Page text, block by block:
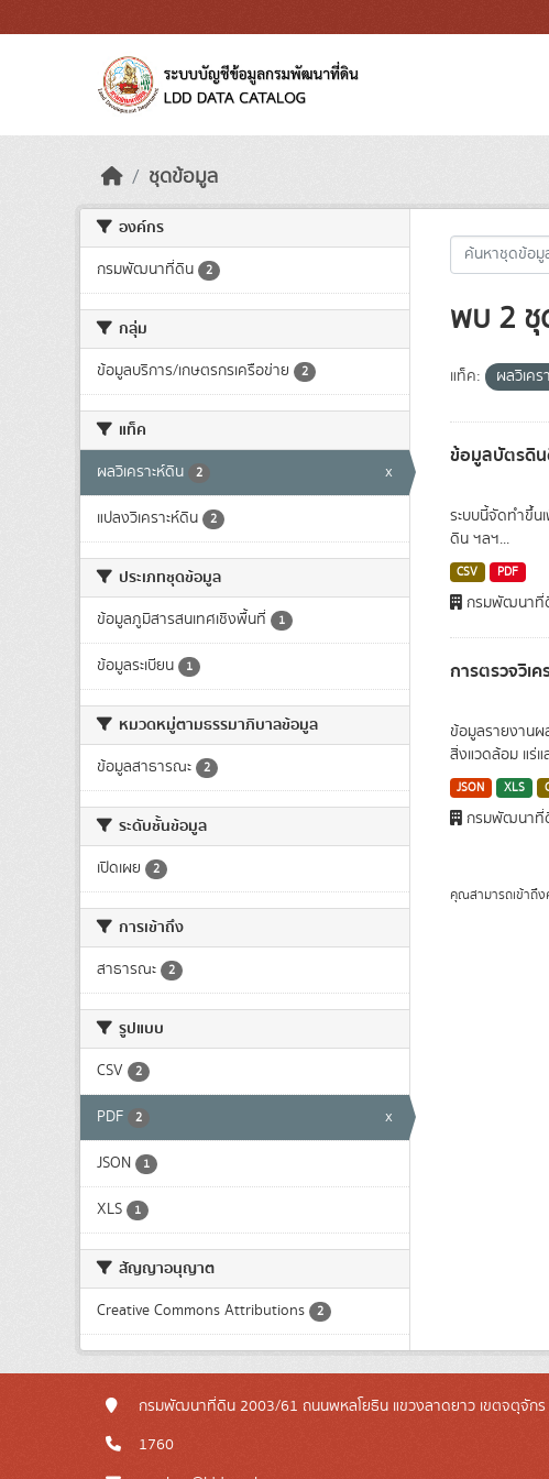
ชุดข้อมูล
องค์กร
กรมพัฒนาที่ดิน 2
กลุ่ม
ข้อมูลบริการ/เกษตรกรเครือข่าย 2
แท็ค
ผลวิเคราะห์ดิน 2 x
แปลงวิเคราะห์ดิน 2
ประเภทชุดข้อมูล
ข้อมูลภูมิสารสนเทศเชิงพื้นที่ 1
ข้อมูลระเบียน 1
หมวดหมู่ตามธรรมาภิบาลข้อมูล
ข้อมูลสาธารณะ 2
ระดับชั้นข้อมูล
เปิดเผย 2
การเข้าถึง
สาธารณะ 2
รูปแบบ
CSV 2
PDF 2 x
JSON 1
XLS 1
สัญญาอนุญาต
Creative Commons Attributions 2
พบ 2
แท็ค: ผลวิเคร
ข้อมูลบัตรดิ
ระบบนี้จัดทำขึ้น
ดิน ฯลฯ...
CSV PDF
กรมพัฒนาที่
การตรวจวิเค
ข้อมูลรายงานผ
สิ่งแวดล้อม แร่
JSON XLS
กรมพัฒนาที่
คุณสามารถเข้าถึ
กรมพัฒนาที่ดิน 2003/61 ถนนพหลโยธิน แขวงลาดยาว เขตจตุจัก
1760